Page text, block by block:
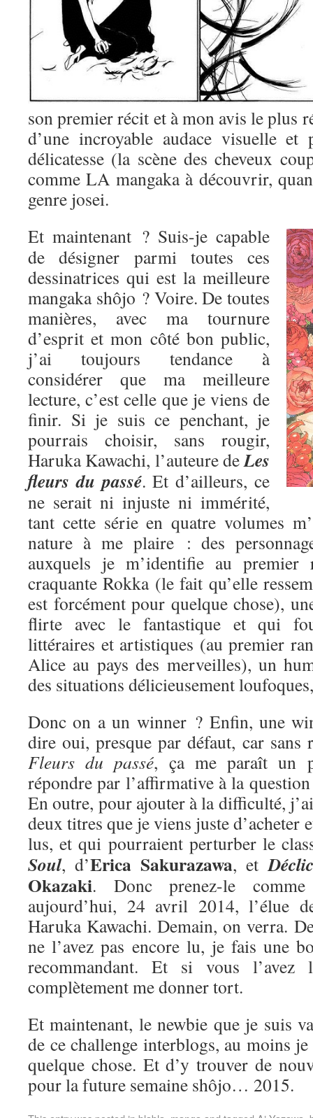
son premier récit et à mon avis le plus
d’une incroyable audace visuelle et
délicatesse (la scène des cheveux
comme LA mangaka à découvrir,
genre josei.
Et maintenant ? Suis-je capable
de désigner parmi toutes ces
dessinatrices qui est la meilleure
mangaka shôjo ? Voire. De toutes
manières, avec ma tournure
d’esprit et mon côté bon public,
j’ai toujours tendance à
considérer que ma meilleure
lecture, c’est celle que je viens de
finir. Si je suis ce penchant, je
pourrais choisir, sans rougir,
Haruka Kawachi, l’auteure deLes
fleurs du passé. Et d’ailleurs, ce
ne serait ni injuste ni immérité,
tant cette série en quatre volumes
nature à me plaire : des
auxquels je m’identifie au premier
craquante Rokka (le fait qu’elle
est forcément pour quelque chose),
flirte avec le fantastique et qui
littéraires et artistiques (au premier
Alice au pays des merveilles), un
des situations délicieusement
Donc on a un winner ? Enfin, une
dire oui, presque par défaut, car sans
Fleurs du passé, ça me paraît un
répondre par l’affirmative à la
En outre, pour ajouter à la difficulté,
deux titres que je viens juste d’acheter
lus, et qui pourraient perturber le
Soul, d’Erica Sakurazawa, et
Okazaki. Donc prenez-le
aujourd’hui, 24 avril 2014, l’élue
Haruka Kawachi. Demain, on verra.
ne l’avez pas encore lu, je fais une
recommandant. Et si vous l’avez
complètement me donner tort.
Et maintenant, le newbie que je suis
de ce challenge interblogs, au moins
quelque chose. Et d’y trouver de
pour la future semaine shôjo… 2015.